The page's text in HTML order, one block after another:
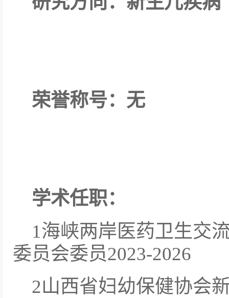
荣誉称号：无
学术任职：
1海峡两岸医药卫生交
委员会委员2023-2026
2山西省妇幼保健协会